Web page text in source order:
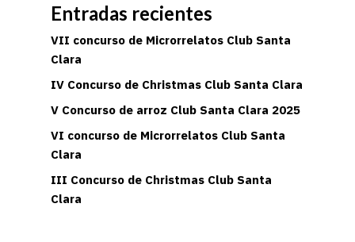
Entradas recientes
VII concurso de Microrrelatos Club Santa
Clara
IV Concurso de Christmas Club Santa Clara
V Concurso de arroz Club Santa Clara 2025
VI concurso de Microrrelatos Club Santa
Clara
III Concurso de Christmas Club Santa
Clara